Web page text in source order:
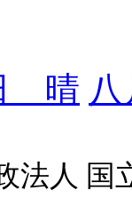
晴
法人 国